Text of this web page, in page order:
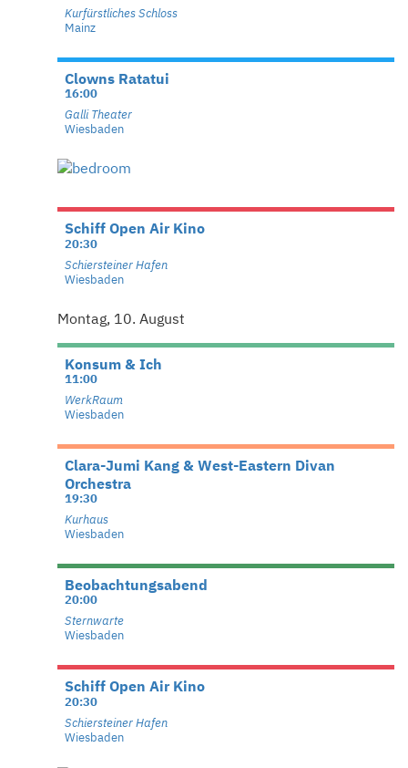
Kurfürstliches Schloss
Mainz
Clowns Ratatui
16:00
Galli Theater
Wiesbaden
Schiff Open Air Kino
20:30
Schiersteiner Hafen
Wiesbaden
Montag, 10. August
Konsum & Ich
11:00
WerkRaum
Wiesbaden
Clara-Jumi Kang & West-Eastern Divan
Orchestra
19:30
Kurhaus
Wiesbaden
Beobachtungsabend
20:00
Sternwarte
Wiesbaden
Schiff Open Air Kino
20:30
Schiersteiner Hafen
Wiesbaden